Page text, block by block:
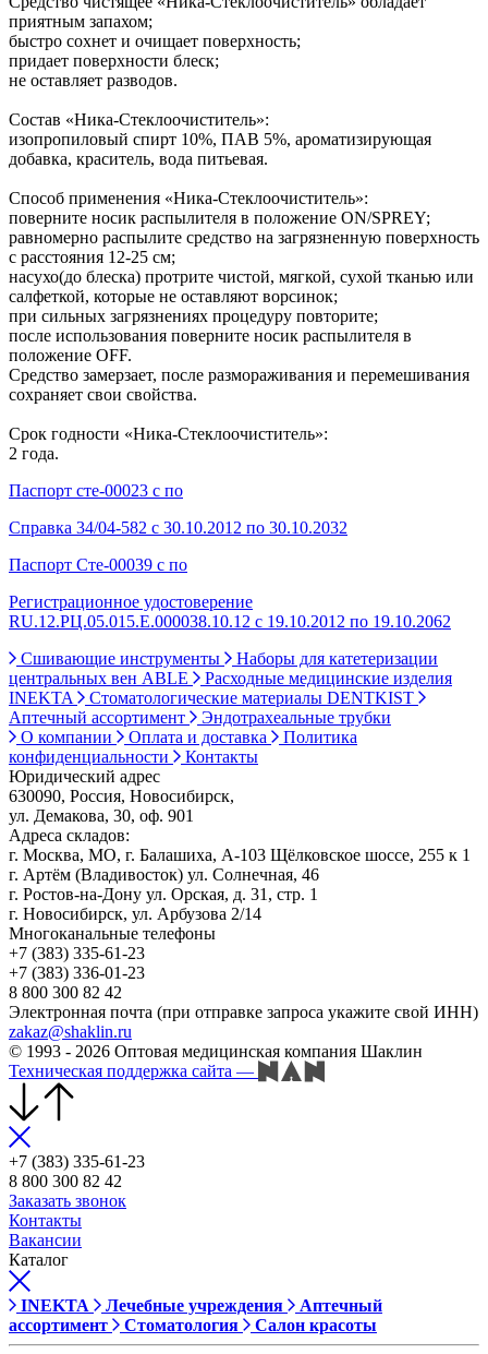
приятным запахом;
быстро сохнет и очищает поверхность;
придает поверхности блеск;
не оставляет разводов.
Состав «Ника-Стеклоочиститель»:
изопропиловый спирт 10%, ПАВ 5%, ароматизирующая
добавка, краситель, вода питьевая.
Способ применения «Ника-Стеклоочиститель»:
поверните носик распылителя в положение ON/SPREY;
равномерно распылите средство на загрязненную поверхность
с расстояния 12-25 см;
насухо(до блеска) протрите чистой, мягкой, сухой тканью или
салфеткой, которые не оставляют ворсинок;
при сильных загрязнениях процедуру повторите;
после использования поверните носик распылителя в
положение OFF.
Средство замерзает, после размораживания и перемешивания
сохраняет свои свойства.
Срок годности «Ника-Стеклоочиститель»:
2 года.
Паспорт сте-00023 с по
Справка 34/04-582 с 30.10.2012 по 30.10.2032
Паспорт Сте-00039 с по
Регистрационное удостоверение
RU.12.РЦ.05.015.Е.000038.10.12 с 19.10.2012 по 19.10.2062
Сшивающие инструменты
Наборы для катетеризации
центральных вен ABLE
Расходные медицинские изделия
INEKTA
Стоматологические материалы DENTKIST
Аптечный ассортимент
Эндотрахеальные трубки
О компании
Оплата и доставка
Политика
конфиденциальности
Контакты
Юридический адрес
630090, Россия, Новосибирск,
ул. Демакова, 30, оф. 901
Адреса складов:
г. Москва, МО, г. Балашиха, А-103 Щёлковское шоссе, 255 к 1
г. Артём (Владивосток) ул. Солнечная, 46
г. Ростов-на-Дону ул. Орская, д. 31, стр. 1
г. Новосибирск, ул. Арбузова 2/14
Многоканальные телефоны
+7 (383) 335-61-23
+7 (383) 336-01-23
8 800 300 82 42
Электронная почта (при отправке запроса укажите свой ИНН)
zakaz@shaklin.ru
© 1993 - 2026 Оптовая медицинская компания Шаклин
Техническая поддержка сайта —
+7 (383) 335-61-23
8 800 300 82 42
Заказать звонок
Контакты
Вакансии
Каталог
INEKTA Лечебные учреждения
Аптечный
ассортимент
Стоматология Салон красоты